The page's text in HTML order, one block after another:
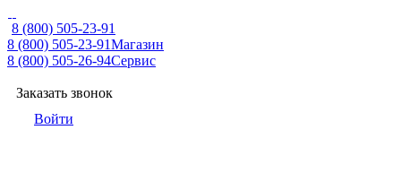
8 (800) 505-23-91
8 (800) 505-23-91Магазин
8 (800) 505-26-94Сервис
Заказать звонок
Войти